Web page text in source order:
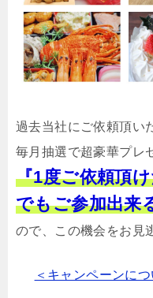
過去当社にご依頼頂い
毎月抽選で超豪華プレ
『1度ご依頼頂
でもご参加出来
ので、この機会をお見
＜キャンペーンに